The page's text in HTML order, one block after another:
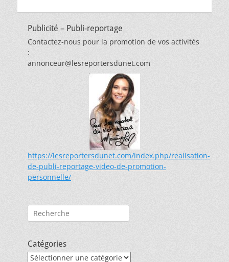
Publicité – Publi-reportage
Contactez-nous pour la promotion de vos activités
:
annonceur@lesreportersdunet.com
https://lesreportersdunet.com/index.php/realisation-
de-publi-reportage-video-de-promotion-
personnelle/
Rechercher :
Catégories
Catégories